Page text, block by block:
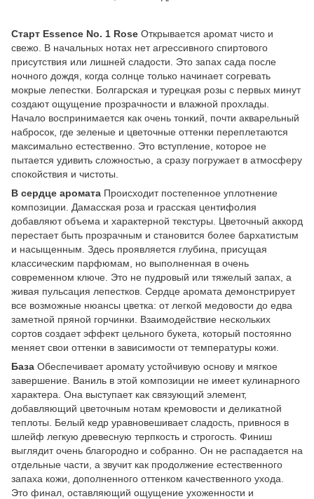
Старт Essence No. 1 Rose Открывается аромат чисто и
свежо. В начальных нотах нет агрессивного спиртового
присутствия или лишней сладости. Это запах сада после
ночного дождя, когда солнце только начинает согревать
мокрые лепестки. Болгарская и турецкая розы с первых минут
создают ощущение прозрачности и влажной прохлады.
Начало воспринимается как очень тонкий, почти акварельный
набросок, где зеленые и цветочные оттенки переплетаются
максимально естественно. Это вступление, которое не
пытается удивить сложностью, а сразу погружает в атмосферу
спокойствия и чистоты.
В сердце аромата Происходит постепенное уплотнение
композиции. Дамасская роза и грасская центифолия
добавляют объема и характерной текстуры. Цветочный аккорд
перестает быть прозрачным и становится более бархатистым
и насыщенным. Здесь проявляется глубина, присущая
классическим парфюмам, но выполненная в очень
современном ключе. Это не пудровый или тяжелый запах, а
живая пульсация лепестков. Сердце аромата демонстрирует
все возможные нюансы цветка: от легкой медовости до едва
заметной пряной горчинки. Взаимодействие нескольких
сортов создает эффект цельного букета, который постоянно
меняет свои оттенки в зависимости от температуры кожи.
База Обеспечивает аромату устойчивую основу и мягкое
завершение. Ваниль в этой композиции не имеет кулинарного
характера. Она выступает как связующий элемент,
добавляющий цветочным нотам кремовости и деликатной
теплоты. Белый кедр уравновешивает сладость, привнося в
шлейф легкую древесную терпкость и строгость. Финиш
выглядит очень благородно и собранно. Он не распадается на
отдельные части, а звучит как продолжение естественного
запаха кожи, дополненного оттенком качественного ухода.
Это финал, оставляющий ощущение ухоженности и